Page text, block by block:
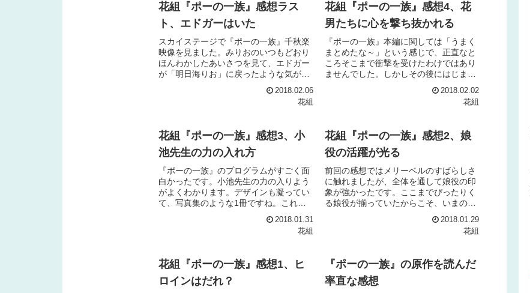
花組『ポーの一族』感想ラス
ト、エドガーはいた
スカイステージで『ポーの一族』千秋楽
映像を見ました。みりおのいつもどおり
ほんわかしたあいさつを見て、エドガー
が「明日海りお」に戻ったような気がし
ました。小池先生の念願を存分に叶えて
くれたのではないでしょうか。エドガー
2018.02.06
花組
花組『ポーの一族』感想4、花
男たちに心を撃ち抜かれる
『ポーの一族』本編に関しては「うまく
まとめたな～」という感じで、正直なと
ころそこまで衝撃を受けたわけではあり
ませんでした。しかしその後にはじまっ
たフィナーレがすごい！あぁこれが花組
男役……と天を仰ぎたい気持ちになりま
2018.02.02
花組
花組『ポーの一族』感想3、小
池先生の力の入れ方
『ポーの一族』のプログラムがすごく面
白かったです。小池先生の力の入りよう
がよくわかります。デザインも凝ってい
て、写真集のような1冊ですね。これで
思ってしまいました。豪華なプログラム
2018.01.31
花組
花組『ポーの一族』感想2、娘
役の活躍が光る
前回の感想ではメリーベルのすばらしさ
に触れましたが、全体を通して娘役の印
象が強かったです。ここまでぴったりく
る娘役が揃っていたからこそ、いまの花
思いました。ゆきちゃんシーラ原作のシ
2018.01.29
花組
花組『ポーの一族』感想1、ヒ
ロインはだれ？
『ポーの一族』の原作を読んだ
率直な感想